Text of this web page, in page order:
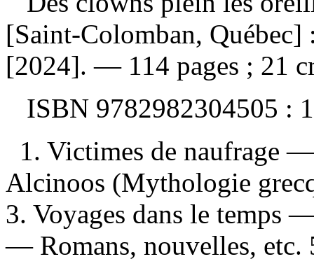
[Saint-Colomban,
[2024]. — 114 pages ; 21
ISBN 9782982304505 :
1. Victimes de naufrage
Alcinoos (Mythologie
3. Voyages dans le temps
— Romans, nouvelles, etc.